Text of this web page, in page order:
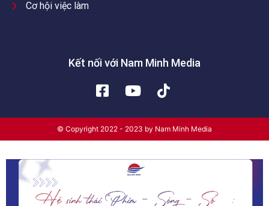
Cơ hội việc làm
Kết nối với Nam Minh Media
© Copyright 2022 - 2023 by Nam Minh Media